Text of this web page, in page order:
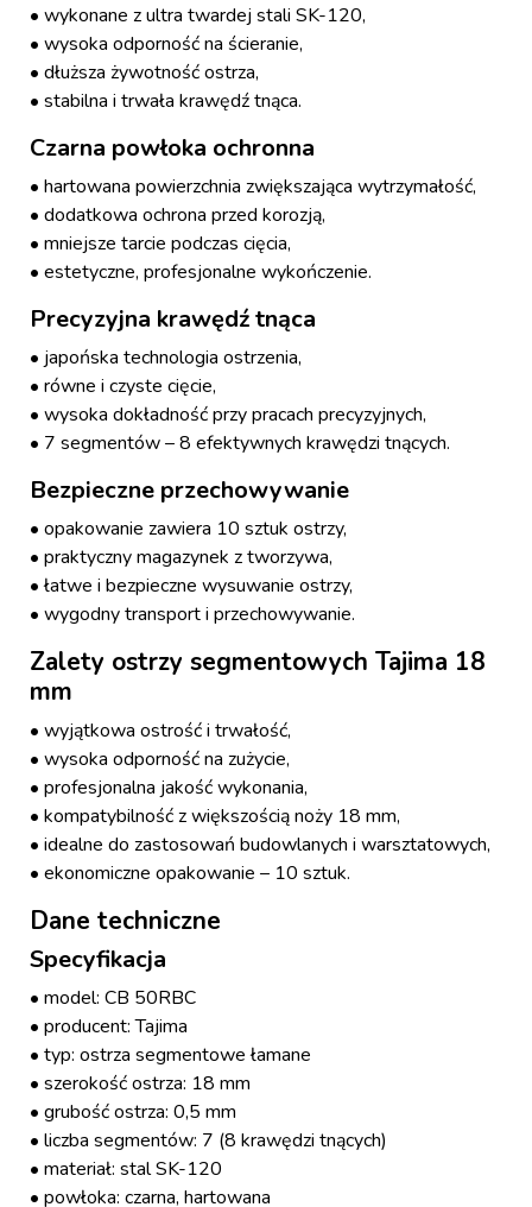
• wykonane z ultra twardej stali SK-120,
• wysoka odporność na ścieranie,
• dłuższa żywotność ostrza,
• stabilna i trwała krawędź tnąca.
Czarna powłoka ochronna
• hartowana powierzchnia zwiększająca wytrzymałość,
• dodatkowa ochrona przed korozją,
• mniejsze tarcie podczas cięcia,
• estetyczne, profesjonalne wykończenie.
Precyzyjna krawędź tnąca
• japońska technologia ostrzenia,
• równe i czyste cięcie,
• wysoka dokładność przy pracach precyzyjnych,
• 7 segmentów – 8 efektywnych krawędzi tnących.
Bezpieczne przechowywanie
• opakowanie zawiera 10 sztuk ostrzy,
• praktyczny magazynek z tworzywa,
• łatwe i bezpieczne wysuwanie ostrzy,
• wygodny transport i przechowywanie.
Zalety ostrzy segmentowych Tajima 18
mm
• wyjątkowa ostrość i trwałość,
• wysoka odporność na zużycie,
• profesjonalna jakość wykonania,
• kompatybilność z większością noży 18 mm,
• idealne do zastosowań budowlanych i warsztatowych,
• ekonomiczne opakowanie – 10 sztuk.
Dane techniczne
Specyfikacja
• model: CB 50RBC
• producent: Tajima
• typ: ostrza segmentowe łamane
• szerokość ostrza: 18 mm
• grubość ostrza: 0,5 mm
• liczba segmentów: 7 (8 krawędzi tnących)
• materiał: stal SK-120
• powłoka: czarna, hartowana